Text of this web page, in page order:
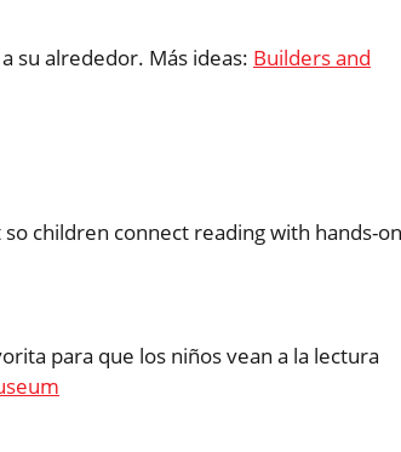
su alrededor. Más ideas: Builders and
children connect reading with hands-on
para que los niños vean a la lectura